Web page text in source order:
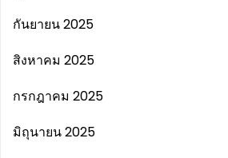
กันยายน 2025
สิงหาคม 2025
กรกฎาคม 2025
มิถุนายน 2025